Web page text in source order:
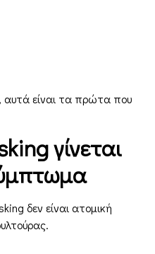
αυτά είναι τα πρώτα που
γίνεται
δεν είναι ατομική